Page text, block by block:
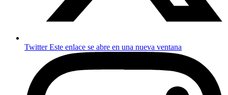
TwitterEste enlace se abre en una nueva ventana